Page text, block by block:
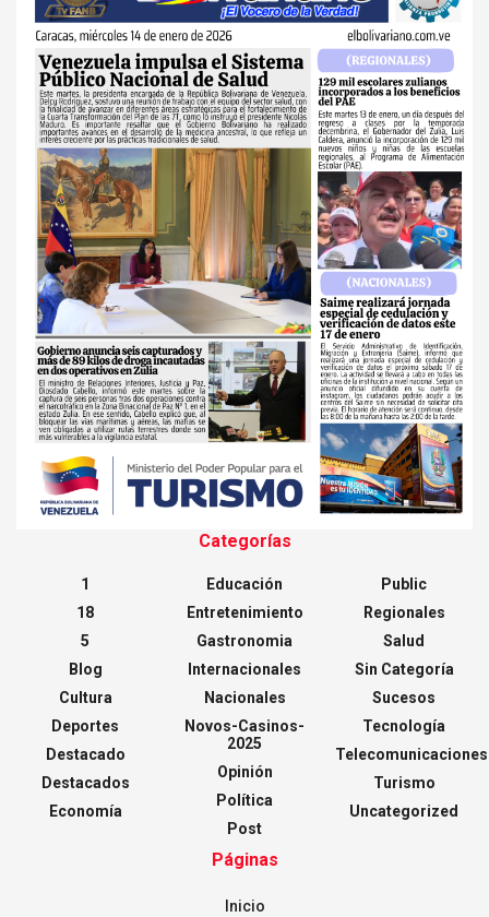
Categorías
1
18
5
Blog
Cultura
Deportes
Destacado
Destacados
Economía
Educación
Entretenimiento
Gastronomia
Internacionales
Nacionales
Novos-Casinos-
2025
Opinión
Política
Post
Public
Regionales
Salud
Sin Categoría
Sucesos
Tecnología
Telecomunicaciones
Turismo
Uncategorized
Páginas
Inicio